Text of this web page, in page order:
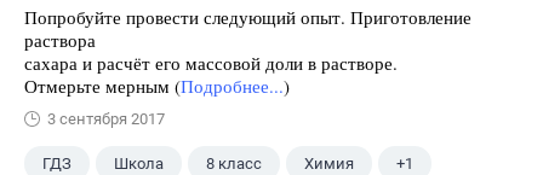
Попробуйте провести следующий опыт. Приготовление
раствора
сахара и расчёт его массовой доли в растворе.
Отмерьте мерным (Подробнее...)
3 сентября 2017
ГДЗ Школа 8 класс Химия +1